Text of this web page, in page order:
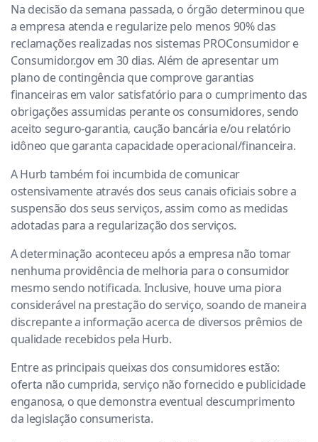
Na decisão da semana passada, o órgão determinou que
a empresa atenda e regularize pelo menos 90% das
reclamações realizadas nos sistemas PROConsumidor e
Consumidor.gov em 30 dias. Além de apresentar um
plano de contingência que comprove garantias
financeiras em valor satisfatório para o cumprimento das
obrigações assumidas perante os consumidores, sendo
aceito seguro-garantia, caução bancária e/ou relatório
idôneo que garanta capacidade operacional/financeira.
A Hurb também foi incumbida de comunicar
ostensivamente através dos seus canais oficiais sobre a
suspensão dos seus serviços, assim como as medidas
adotadas para a regularização dos serviços.
A determinação aconteceu após a empresa não tomar
nenhuma providência de melhoria para o consumidor
mesmo sendo notificada. Inclusive, houve uma piora
considerável na prestação do serviço, soando de maneira
discrepante a informação acerca de diversos prêmios de
qualidade recebidos pela Hurb.
Entre as principais queixas dos consumidores estão:
oferta não cumprida, serviço não fornecido e publicidade
enganosa, o que demonstra eventual descumprimento
da legislação consumerista.